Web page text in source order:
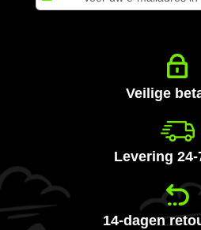
u
Veilige
Levering
14-dagen